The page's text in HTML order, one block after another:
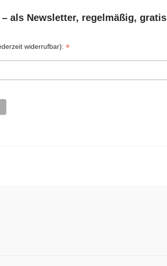
als Newsletter, regelmäßig, gratis
widerrufbar):*